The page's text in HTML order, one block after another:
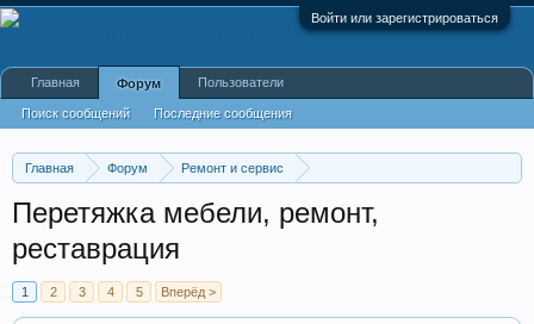
Войти или зарегистрироваться
Главная Форум
Ремонт и сервис
Перетяжка мебели, ремонт,
реставрация
1 2 3 4 5 Вперёд >
Главная Форум
Поиск сообщений Последние сообщения
Пользователи